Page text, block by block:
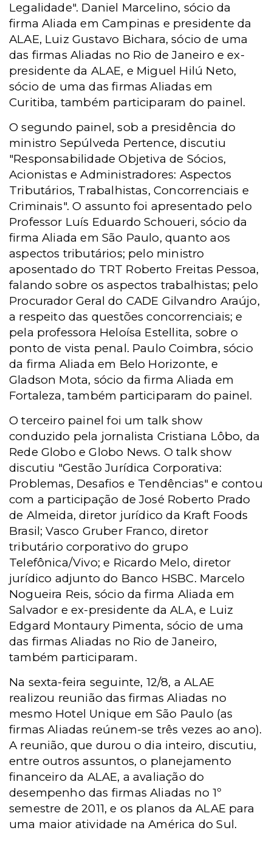
Legalidade". Daniel Marcelino, sócio da
firma Aliada em Campinas e presidente da
ALAE, Luiz Gustavo Bichara, sócio de uma
das firmas Aliadas no Rio de Janeiro e ex-
presidente da ALAE, e Miguel Hilú Neto,
sócio de uma das firmas Aliadas em
Curitiba, também participaram do painel.
O segundo painel, sob a presidência do
ministro Sepúlveda Pertence, discutiu
"Responsabilidade Objetiva de Sócios,
Acionistas e Administradores: Aspectos
Tributários, Trabalhistas, Concorrenciais e
Criminais". O assunto foi apresentado pelo
Professor Luís Eduardo Schoueri, sócio da
firma Aliada em São Paulo, quanto aos
aspectos tributários; pelo ministro
aposentado do TRT Roberto Freitas Pessoa,
falando sobre os aspectos trabalhistas; pelo
Procurador Geral do CADE Gilvandro Araújo,
a respeito das questões concorrenciais; e
pela professora Heloísa Estellita, sobre o
ponto de vista penal. Paulo Coimbra, sócio
da firma Aliada em Belo Horizonte, e
Gladson Mota, sócio da firma Aliada em
Fortaleza, também participaram do painel.
O terceiro painel foi um talk show
conduzido pela jornalista Cristiana Lôbo, da
Rede Globo e Globo News. O talk show
discutiu "Gestão Jurídica Corporativa:
Problemas, Desafios e Tendências" e contou
com a participação de José Roberto Prado
de Almeida, diretor jurídico da Kraft Foods
Brasil; Vasco Gruber Franco, diretor
tributário corporativo do grupo
Telefônica/Vivo; e Ricardo Melo, diretor
jurídico adjunto do Banco HSBC. Marcelo
Nogueira Reis, sócio da firma Aliada em
Salvador e ex-presidente da ALA, e Luiz
Edgard Montaury Pimenta, sócio de uma
das firmas Aliadas no Rio de Janeiro,
também participaram.
Na sexta-feira seguinte, 12/8, a ALAE
realizou reunião das firmas Aliadas no
mesmo Hotel Unique em São Paulo (as
firmas Aliadas reúnem-se três vezes ao ano).
A reunião, que durou o dia inteiro, discutiu,
entre outros assuntos, o planejamento
financeiro da ALAE, a avaliação do
desempenho das firmas Aliadas no 1º
semestre de 2011, e os planos da ALAE para
uma maior atividade na América do Sul.